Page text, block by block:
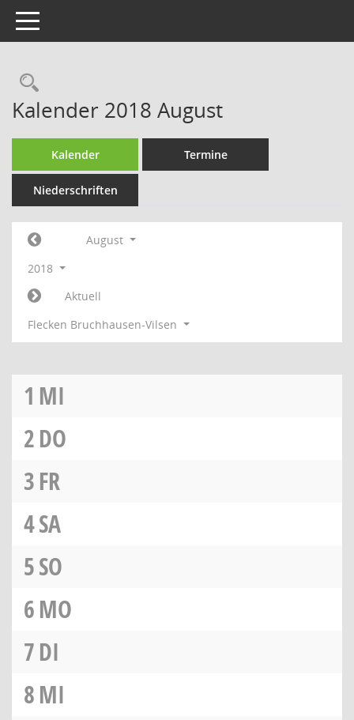
Toggle navigation
Rechercheauswahl
Kalender 2018 August
Kalender Termine
Niederschriften
August
2018
Aktuell
Flecken Bruchhausen-Vilsen
1 MI
2DO
3FR
4SA
5SO
6MO
7DI
8MI